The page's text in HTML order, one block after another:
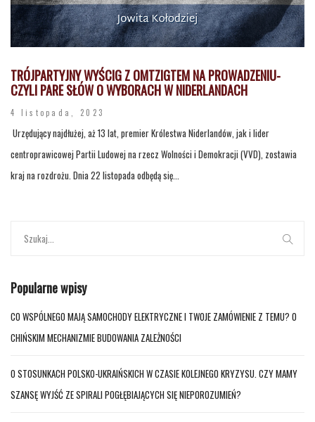
TRÓJPARTYJNY WYŚCIG Z OMTZIGTEM NA PROWADZENIU-
CZYLI PARE SŁÓW O WYBORACH W NIDERLANDACH
4 listopada, 2023
Urzędujący najdłużej, aż 13 lat, premier Królestwa Niderlandów, jak i lider
centroprawicowej Partii Ludowej na rzecz Wolności i Demokracji (VVD), zostawia
kraj na rozdrożu. Dnia 22 listopada odbędą się...
Popularne wpisy
CO WSPÓLNEGO MAJĄ SAMOCHODY ELEKTRYCZNE I TWOJE ZAMÓWIENIE Z TEMU? O
CHIŃSKIM MECHANIZMIE BUDOWANIA ZALEŻNOŚCI
O STOSUNKACH POLSKO-UKRAIŃSKICH W CZASIE KOLEJNEGO KRYZYSU. CZY MAMY
SZANSĘ WYJŚĆ ZE SPIRALI POGŁĘBIAJĄCYCH SIĘ NIEPOROZUMIEŃ?